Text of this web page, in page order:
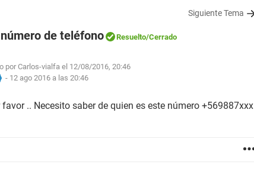
Siguiente Tema
de teléfono Resuelto/Cerrado
por Carlos-vialfa el 12/08/2016, 20:46
- 12 ago 2016 a las 20:46
.. Necesito saber de quien es este número +569887xxx